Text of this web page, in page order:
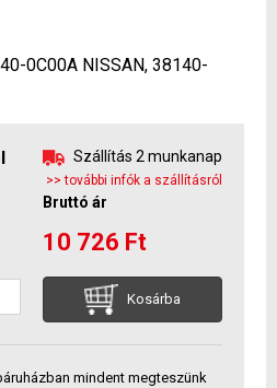
0C00A NISSAN, 38140-
Szállítás 2 munkanap
>> további infók a szállításról
Bruttó ár
10 726 Ft
Kosárba
mindent megteszünk